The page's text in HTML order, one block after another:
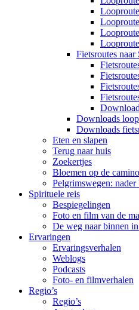
Fietsroutes naar
Downloads
Downloads
Eten en slapen
Terug naar huis
Zoekertjes
Bloemen op de camino
Pelgrimswegen: nader
Spirituele reis
Bespiegelingen
Foto en film van de
De weg naar binnen
Ervaringen
Ervaringsverhalen
Weblogs
Podcasts
Foto- en filmverhalen
Regio’s
Regio’s